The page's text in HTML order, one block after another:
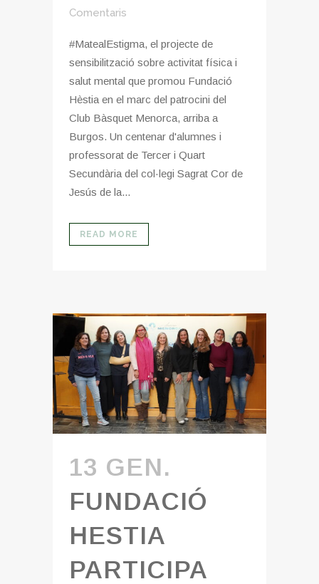
Comentaris
#MatealEstigma, el projecte de
sensibilització sobre activitat física i
salut mental que promou Fundació
Hèstia en el marc del patrocini del
Club Bàsquet Menorca, arriba a
Burgos. Un centenar d'alumnes i
professorat de Tercer i Quart
Secundària del col·legi Sagrat Cor de
Jesús de la...
READ MORE
13 GEN.
FUNDACIÓ
HESTIA
PARTICIPA